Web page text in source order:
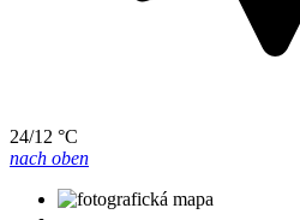
24/12 °C
nach oben